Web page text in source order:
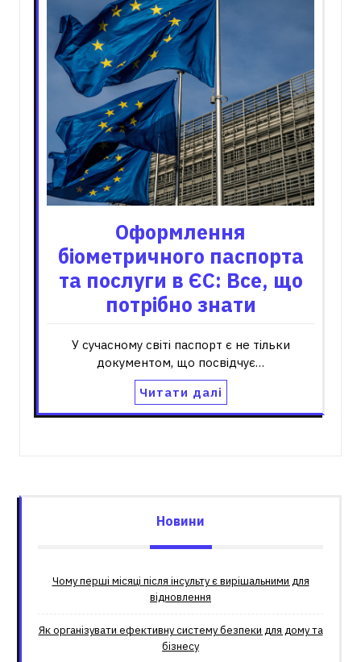
Оформлення
біометричного паспорта
та послуги в ЄС: Все, що
потрібно знати
У сучасному світі паспорт є не тільки
документом, що посвідчує…
Читати далі
Новини
Чому перші місяці після інсульту є вирішальними для
відновлення
Як організувати ефективну систему безпеки для дому та
бізнесу